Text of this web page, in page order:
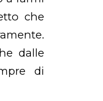
che
dalle
di